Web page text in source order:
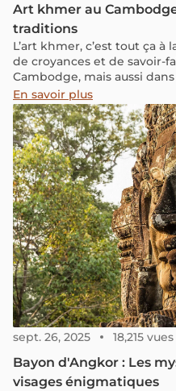
Art khmer au
traditions
L’art khmer, c’est tout ça à
de croyances et de savoir-
Cambodge, mais aussi
comme la Thaïlande, le
la Malaisie.
En savoir plus
sept. 26, 2025 18,215 vues
Bayon d'Angkor : Les
visages énigmatiques